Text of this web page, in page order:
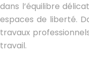
dans l’équilibre
espaces de liberté.
travaux
travail.